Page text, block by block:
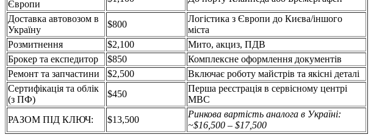
Європи
Доставка автовозом в
Україну
$800
Логістика з Європи до Києва/іншого
міста
Розмитнення
$2,100
Мито, акциз, ПДВ
Брокер та експедитор
$850
Комплексне оформлення документів
Ремонт та запчастини
$2,500
Включає роботу майстрів та якісні деталі
Сертифікація та облік
(з ПФ)
$450
Перша реєстрація в сервісному центрі
МВС
РАЗОМ ПІД КЛЮЧ:
$13,500
Ринкова вартість аналога в Україні:
~$16,500 – $17,500